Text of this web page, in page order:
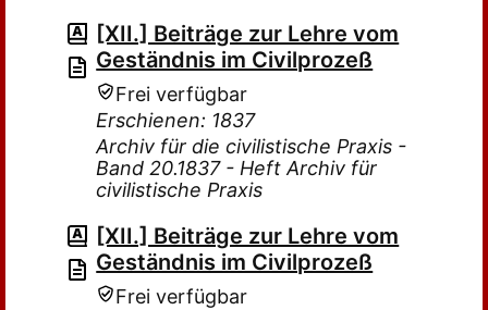
[XII.] Beiträge zur Lehre vom
Geständnis im Civilprozeß
Frei verfügbar
Erschienen: 1837
Archiv für die civilistische Praxis -
Band 20.1837 - Heft Archiv für
civilistische Praxis
[XII.] Beiträge zur Lehre vom
Geständnis im Civilprozeß
Frei verfügbar